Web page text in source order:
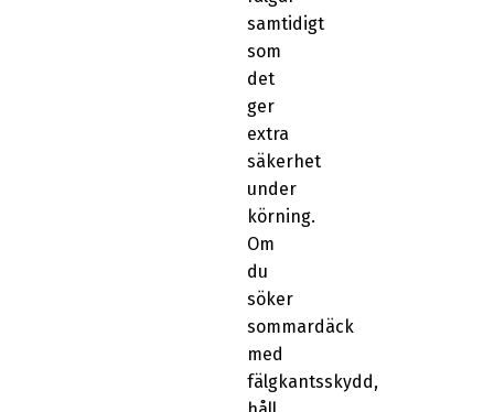
samtidigt
som
det
ger
extra
säkerhet
under
körning.
Om
du
söker
sommardäck
med
fälgkantsskydd,